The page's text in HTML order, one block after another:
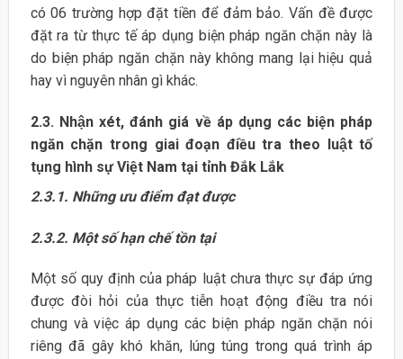
có 06 trường hợp đặt tiền để đảm bảo. Vấn đề được
đặt ra từ thực tế áp dụng biện pháp ngăn chặn này là
do biện pháp ngăn chặn này không mang lại hiệu quả
hay vì nguyên nhân gì khác.
2.3. Nhận xét, đánh giá về áp dụng các biện pháp
ngăn chặn trong giai đoạn điều tra theo luật tố
tụng hình sự Việt Nam tại tỉnh Đắk Lắk
2.3.1. Những ưu điểm đạt được
2.3.2. Một số hạn chế tồn tại
Một số quy định của pháp luật chưa thực sự đáp ứng
được đòi hỏi của thực tiễn hoạt động điều tra nói
chung và việc áp dụng các biện pháp ngăn chặn nói
riêng đã gây khó khăn, lúng túng trong quá trình áp